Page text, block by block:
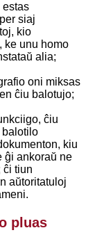
estas
siaj
kio
ke unu homo
alia;
oni miksas
ĉiu balotujo;
ĉiu
kiu
ĝi ankoraŭ ne
ĉi tiun
aŭtoritatuloj
pluas